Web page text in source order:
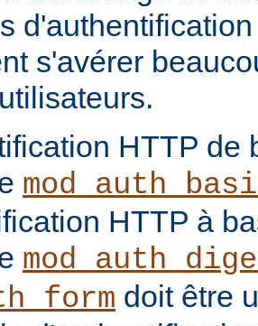
s'avérer
HTTP de
HTTP à
doit être